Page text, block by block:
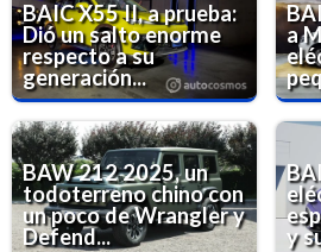
BAIC X55 II, a prueba:
Dió un salto enorme
respecto a su
generación...
a
BAW 212 2025, un
todoterreno chino con
un poco de Wrangler y
Defend...
y